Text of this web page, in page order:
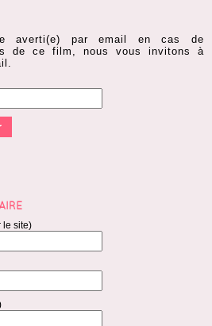
averti(e) par email en cas de
de ce film, nous vous invitons à
le site)